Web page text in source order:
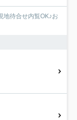
地待合せ内覧OK♪お